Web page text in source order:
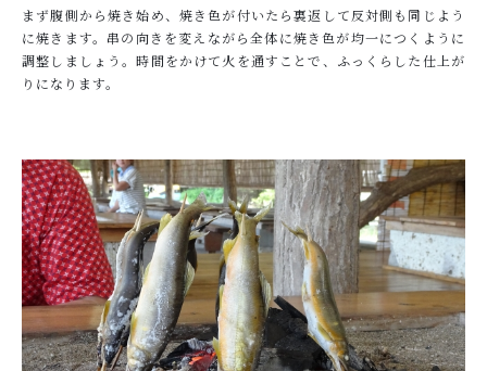
まず腹側から焼き始め、焼き色が付いたら裏返して反対側も同じよう
に焼きます。串の向きを変えながら全体に焼き色が均一につくように
調整しましょう。時間をかけて火を通すことで、ふっくらした仕上が
りになります。